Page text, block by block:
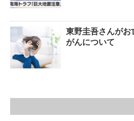
東野圭吾さんがお
がんについて